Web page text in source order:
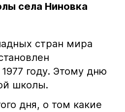
села Ниновка
стран мира
году. Этому дню
школы.
дня, о том какие